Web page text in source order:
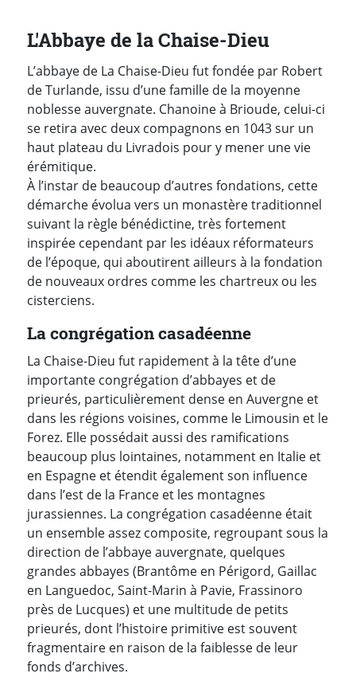
L'Abbaye de la Chaise-Dieu
L’abbaye de La Chaise-Dieu fut fondée par Robert
de Turlande, issu d’une famille de la moyenne
noblesse auvergnate. Chanoine à Brioude, celui-ci
se retira avec deux compagnons en 1043 sur un
haut plateau du Livradois pour y mener une vie
érémitique.
À l’instar de beaucoup d’autres fondations, cette
démarche évolua vers un monastère traditionnel
suivant la règle bénédictine, très fortement
inspirée cependant par les idéaux réformateurs
de l’époque, qui aboutirent ailleurs à la fondation
de nouveaux ordres comme les chartreux ou les
cisterciens.
La congrégation casadéenne
La Chaise-Dieu fut rapidement à la tête d’une
importante congrégation d’abbayes et de
prieurés, particulièrement dense en Auvergne et
dans les régions voisines, comme le Limousin et le
Forez. Elle possédait aussi des ramifications
beaucoup plus lointaines, notamment en Italie et
en Espagne et étendit également son influence
dans l’est de la France et les montagnes
jurassiennes. La congrégation casadéenne était
un ensemble assez composite, regroupant sous la
direction de l’abbaye auvergnate, quelques
grandes abbayes (Brantôme en Périgord, Gaillac
en Languedoc, Saint-Marin à Pavie, Frassinoro
près de Lucques) et une multitude de petits
prieurés, dont l’histoire primitive est souvent
fragmentaire en raison de la faiblesse de leur
fonds d’archives.